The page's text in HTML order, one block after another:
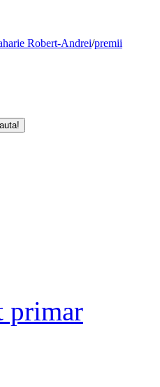
Robert-Andrei/premii
primar